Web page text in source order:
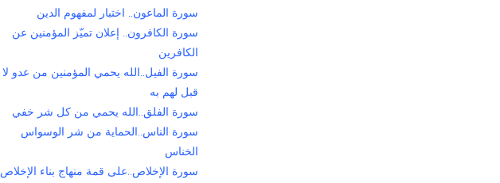
سورة الماعون.. اختبار لمفهوم الدين
سورة الكافرون.. إعلان تميّز المؤمنين عن
الكافرين
سورة الفيل..الله يحمي المؤمنين من عدو لا
قبل لهم به
سورة الفلق..الله يحمي من كل شر خفي
سورة الناس..الحماية من شر الوسواس
الخناس
سورة الإخلاص..على قمة منهاج بناء الإخلاص